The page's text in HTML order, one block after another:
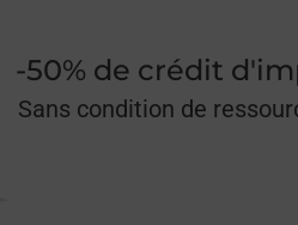
-50% de crédit
Sans condition de